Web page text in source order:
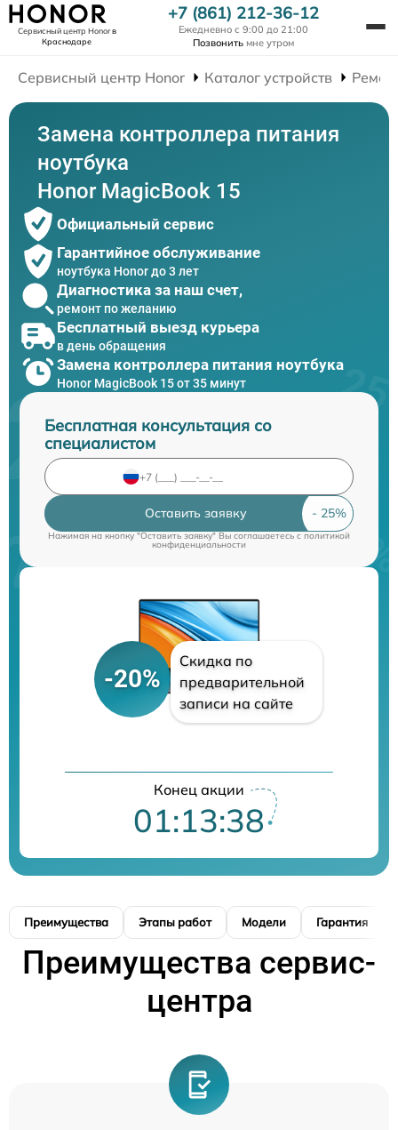
Сервисный центр Honorв
Краснодаре
+7 (861) 212-36-12
Ежедневно с 9:00 до 21:00
Позвонить мне утром
Сервисный центр Honor Каталог устройств
Замена контроллера питания
ноутбука
Honor MagicBook 15
Официальный сервис
Гарантийное обслуживание
ноутбука Honor до 3 лет
Диагностика за наш счет,
ремонт по желанию
Бесплатный выезд курьера
в день обращения
Замена контроллера питания ноутбука
Honor MagicBook 15 от 35 минут
Бесплатная консультация со
специалистом
Оставить заявку
Нажимая на кнопку "Оставить заявку" Вы соглашаетесь cполитикой
конфиденциальности
-20%
Скидка по
предварительной
записи на сайте
Конец акции
01:13:37
Преимущества Этапы работ Модели Гарантия
Преимущества сервис-
центра